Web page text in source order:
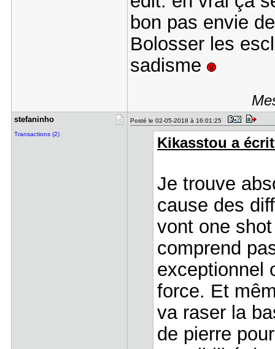
bon pas envie
Bolosser les
sadisme
stefaninho
Transactions (2)
Posté le 02-05-2018 à 16:01:25
Kikasstou a
Je trouve
cause des
vont one
comprend
exceptionnel
force. Et
va raser la
de pierre